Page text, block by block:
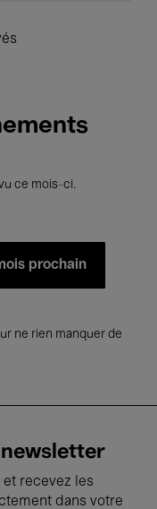
ce mois-ci.
prochain
ne rien manquer de
recevez les
dans votre